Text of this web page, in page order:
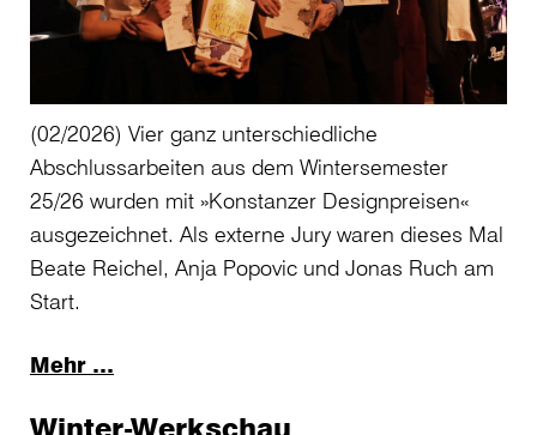
(02/2026) Vier ganz unterschiedliche
Abschlussarbeiten aus dem Wintersemester
25/26 wurden mit »Konstanzer Designpreisen«
ausgezeichnet. Als externe Jury waren dieses Mal
Beate Reichel, Anja Popovic und Jonas Ruch am
Start.
Mehr …
Winter-Werkschau